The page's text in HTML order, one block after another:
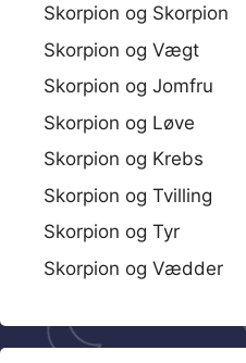
Skorpion og Skorpion
Skorpion og Vægt
Skorpion og Jomfru
Skorpion og Løve
Skorpion og Krebs
Skorpion og Tvilling
Skorpion og Tyr
Skorpion og Vædder